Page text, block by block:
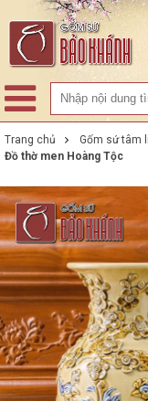
Trang chủ Gốm sứ tâm
Đồ thờ men Hoàng Tộc